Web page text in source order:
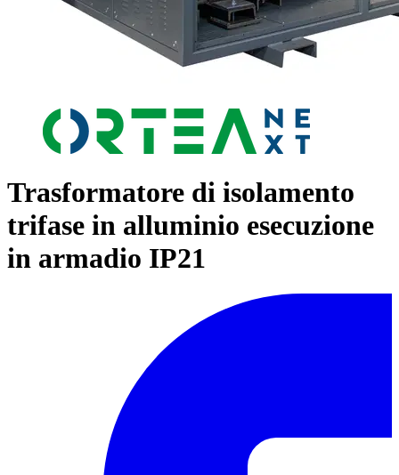
Trasformatore di isolamento
trifase in alluminio esecuzione
in armadio IP21